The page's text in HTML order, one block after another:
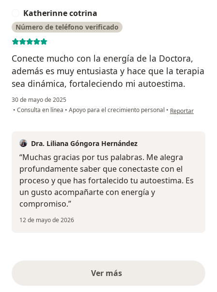
Katherinne cotrina
Número de teléfono verificado
Conecte mucho con la energía de la Doctora,
además es muy entusiasta y hace que la terapia
sea dinámica, fortaleciendo mi autoestima.
30 de mayo de 2025
• Consulta en línea • Apoyo para el crecimiento personal • en opinión del
Reportar
Dra. Liliana Góngora Hernández
“Muchas gracias por tus palabras. Me alegra
profundamente saber que conectaste con el
proceso y que has fortalecido tu autoestima. Es
un gusto acompañarte con energía y
compromiso.”
12 de mayo de 2026
Ver másopiniones anteriores